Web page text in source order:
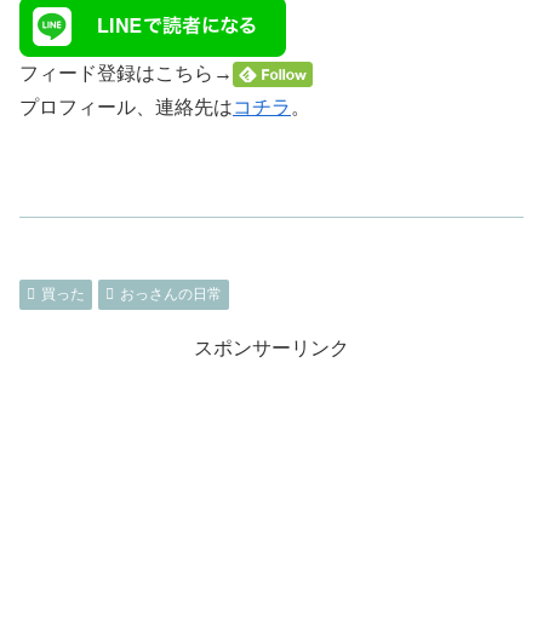
フィード登録はこちら→
プロフィール、連絡先はコチラ 。
買った おっさんの日常
スポンサーリンク